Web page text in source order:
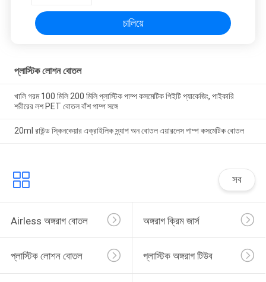
চালিয়ে
প্লাস্টিক লোশন বোতল
খালি গরম 100 মিলি 200 মিলি প্লাস্টিক পাম্প কসমেটিক পিইটি প্যাকেজিং, পাইকারি
শরীরের লশ PET বোতল বাঁশ পাম্প সঙ্গে
20ml রাউন্ড স্কিনকেয়ার এক্রাইলিক স্ন্যাপ অন বোতল এয়ারলেস পাম্প কসমেটিক বোতল
সব
Airless অঙ্গরাগ বোতল অঙ্গরাগ ক্রিম জার্স
প্লাস্টিক লোশন বোতল প্লাস্টিক অঙ্গরাগ টিউব